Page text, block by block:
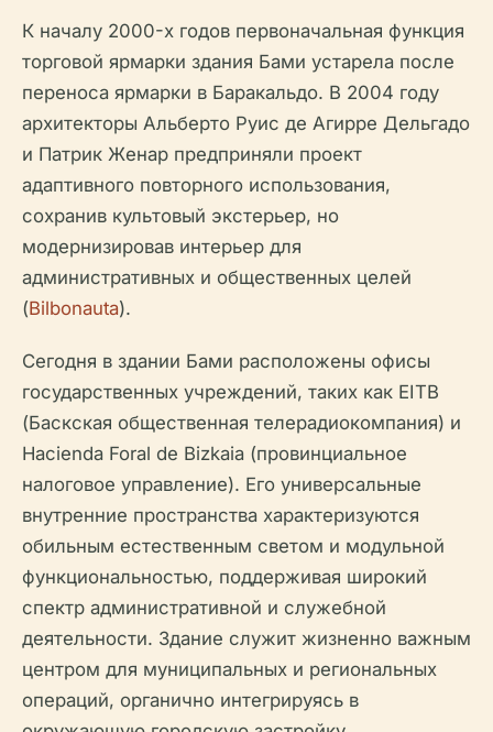
К началу 2000-х годов первоначальная функция
торговой ярмарки здания Бами устарела после
переноса ярмарки в Баракальдо. В 2004 году
архитекторы Альберто Руис де Агирре Дельгадо
и Патрик Женар предприняли проект
адаптивного повторного использования,
сохранив культовый экстерьер, но
модернизировав интерьер для
административных и общественных целей
(Bilbonauta).
Сегодня в здании Бами расположены офисы
государственных учреждений, таких как EITB
(Баскская общественная телерадиокомпания) и
Hacienda Foral de Bizkaia (провинциальное
налоговое управление). Его универсальные
внутренние пространства характеризуются
обильным естественным светом и модульной
функциональностью, поддерживая широкий
спектр административной и служебной
деятельности. Здание служит жизненно важным
центром для муниципальных и региональных
операций, органично интегрируясь в